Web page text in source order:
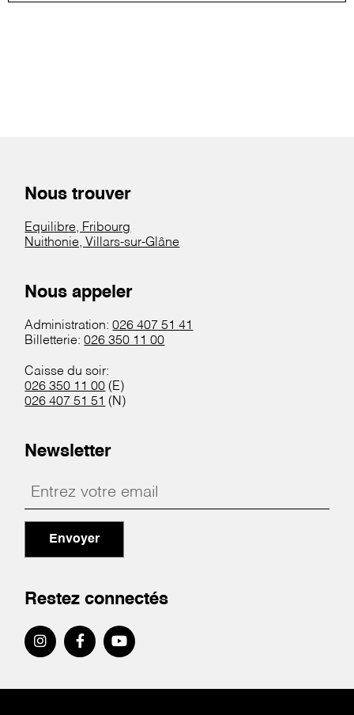
Nous trouver
Equilibre, Fribourg
Nuithonie, Villars-sur-Glâne
Nous appeler
Administration:026 407 51 41
Billetterie:026 350 11 00
Caisse du soir:
026 350 11 00 (E)
026 407 51 51 (N)
Newsletter
Envoyer
Restez connectés